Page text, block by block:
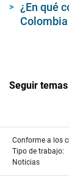
¿En qué
Seguir temas
Conforme a los
Tipo de trabajo:
Noticias